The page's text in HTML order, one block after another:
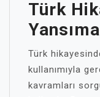
Türk
Türk
kullanımıyla
kavramları